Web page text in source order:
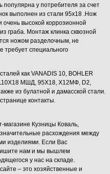
у потребителя за счет
выполнен из стали 95х18 .Нож
очень высокой коррозионной
граба. Монтаж клинка сквозной
ножом разделочным, не
требует специального
как VANADIS 10, BOHLER
110Х18 МШД, 95Х18, Х12МФ, D2,
из булатной и дамасской стали.
контакты.
магазине Кузницы Коваль,
расхождения между
изделиями. Если Вас
нам и мы вышлем
у нас на складе.
– это хозяйственные и